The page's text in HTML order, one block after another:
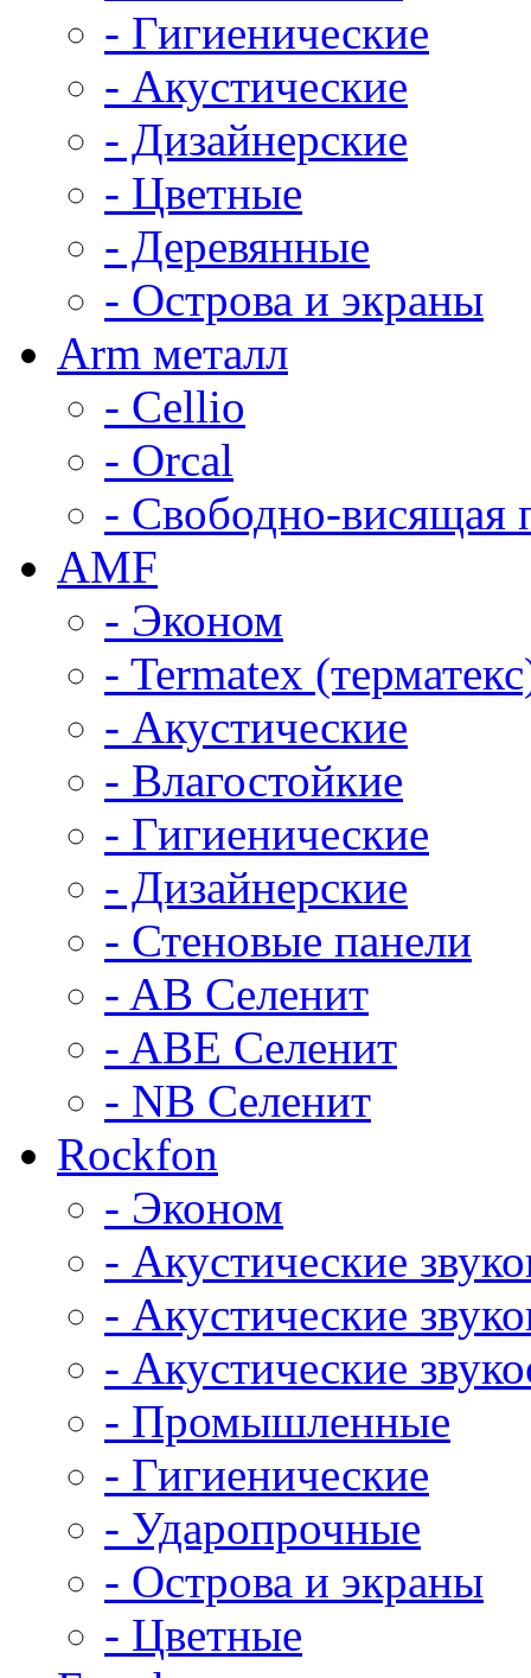
- Гигиенические
- Акустические
- Дизайнерские
- Цветные
- Деревянные
- Острова и экраны
Arm металл
- Cellio
- Orcal
- Свободно-висящая
AMF
- Эконом
- Termatex
- Акустические
- Влагостойкие
- Гигиенические
- Дизайнерские
- Стеновые панели
- AB Селенит
- ABE Селенит
- NB Селенит
Rockfon
- Эконом
- Акустические
- Акустические
- Акустические
- Промышленные
- Гигиенические
- Ударопрочные
- Острова и экраны
- Цветные